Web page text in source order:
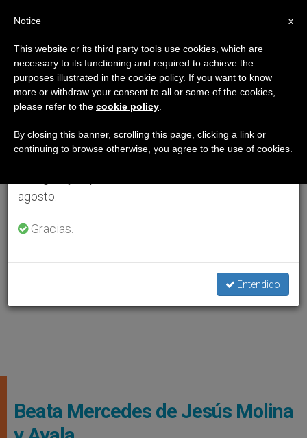
Beata Mercedes de Jesús Molina
×
Aviso importante
Del 27 de julio al 7 de agosto haremos la pausa
anual, aprovechando que en el periodo de verano
se generan menos informaciones y también el
agosto.
Gracias.
Entendido
x
Notice
This website or its third party tools use cookies, which are
necessary to its functioning and required to achieve the
purposes illustrated in the cookie policy. If you want to know
more or withdraw your consent to all or some of the cookies,
please refer to the cookie policy
By closing this banner, scrolling this page, clicking a link or
continuing to browse otherwise, you agree to the use of cookies.